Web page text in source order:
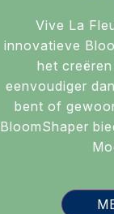
Vive La
innovatieve
het
eenvoudiger
bent of
BloomShaper